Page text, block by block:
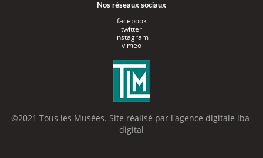
Nos réseaux sociaux
facebook
twitter
instagram
vimeo
©2021 Tous les Musées. Site réalisé par l'agence digitale lba-
digital